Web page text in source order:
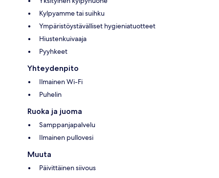
Kylpyamme tai suihku
Ympäristöystävälliset hygieniatuotteet
Hiustenkuivaaja
Pyyhkeet
Yhteydenpito
Ilmainen Wi-Fi
Puhelin
Ruoka ja juoma
Samppanjapalvelu
Ilmainen pullovesi
Muuta
Päivittäinen siivous